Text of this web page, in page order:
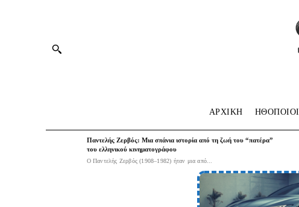
ΑΡΧΙΚΗ HΘΟΠΟΙΟΙ
Παντελής Ζερβός: Μια σπάνια ιστορία από τη ζωή του “πατέρα”
του ελληνικού κινηματογράφου
Ο Παντελής Ζερβός (1908–1982) ήταν μια από...